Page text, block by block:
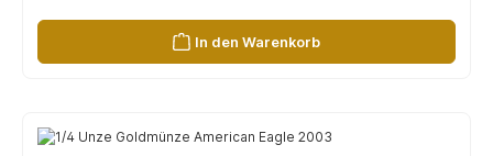
In den Warenkorb